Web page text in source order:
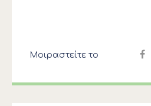
Μοιραστείτε το